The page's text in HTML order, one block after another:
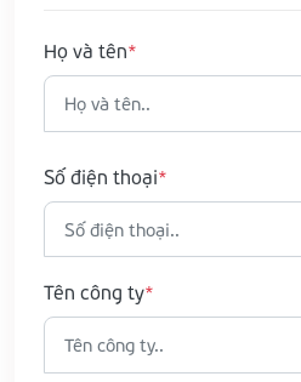
Họ và tên
Số điện thoại
Tên công ty